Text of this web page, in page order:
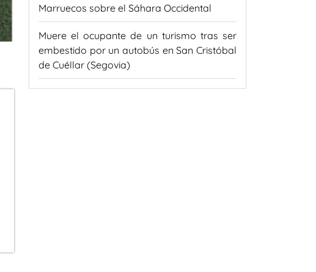
Marruecos sobre el Sáhara Occidental
Muere el ocupante de un turismo tras ser
embestido por un autobús en San Cristóbal
de Cuéllar (Segovia)